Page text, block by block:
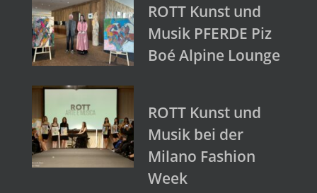
ROTT Kunst und
Musik PFERDE Piz
Boé Alpine Lounge
ROTT Kunst und
Musik bei der
Milano Fashion
Week